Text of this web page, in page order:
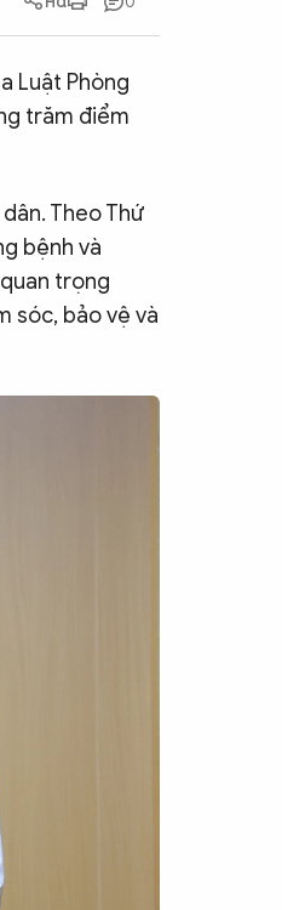
Luật Phòng
trăm điểm
Theo Thứ
bệnh và
trọng
sóc, bảo vệ và